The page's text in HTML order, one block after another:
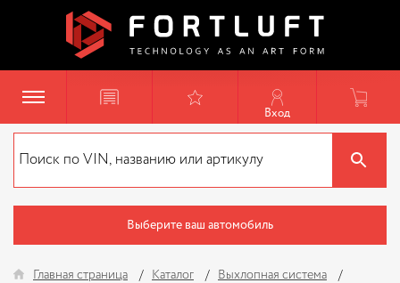
Вход
Выберите ваш автомобиль
Главная страница Каталог
Выхлопная система